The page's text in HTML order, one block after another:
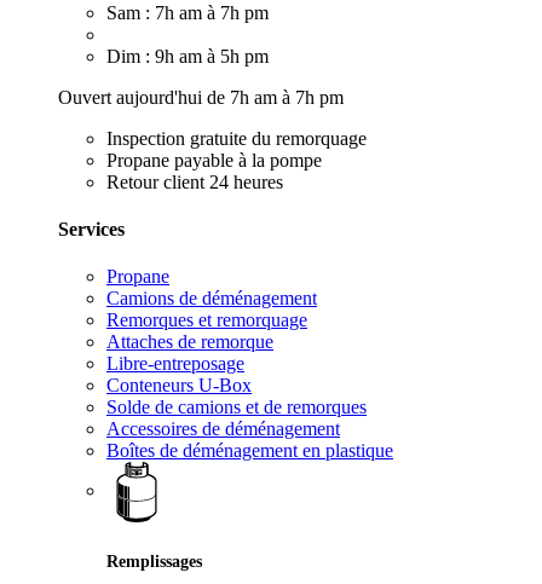
Sam : 7h am à 7h pm
Dim : 9h am à 5h pm
Ouvert aujourd'hui de 7h am à 7h pm
Inspection gratuite du remorquage
Propane payable à la pompe
Retour client 24 heures
Services
Propane
Camions de déménagement
Remorques et remorquage
Attaches de remorque
Libre-entreposage
Conteneurs U-Box
Solde de camions et de remorques
Accessoires de déménagement
Boîtes de déménagement en plastique
Remplissages